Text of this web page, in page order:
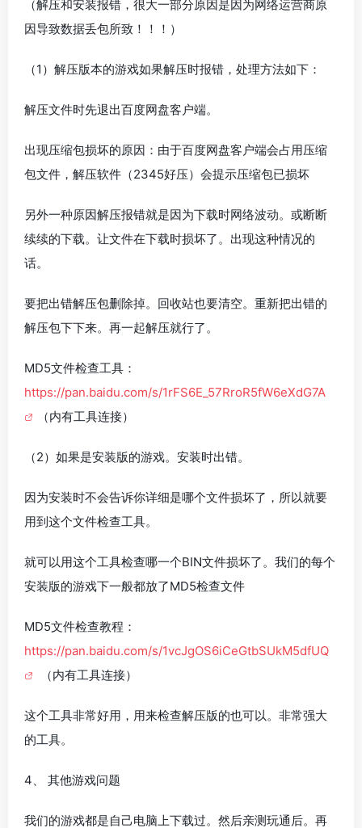
（解压和安装报错，很大一部分原因是因为网络运营商原
因导致数据丢包所致！！！）
（1）解压版本的游戏如果解压时报错，处理方法如下：
解压文件时先退出百度网盘客户端。
出现压缩包损坏的原因：由于百度网盘客户端会占用压缩
包文件，解压软件（2345好压）会提示压缩包已损坏
另外一种原因解压报错就是因为下载时网络波动。或断断
续续的下载。让文件在下载时损坏了。出现这种情况的
话。
要把出错解压包删除掉。回收站也要清空。重新把出错的
解压包下下来。再一起解压就行了。
MD5文件检查工具：
https://pan.baidu.com/s/1rFS6E_57RroR5fW6eXdG7A
（内有工具连接）
（2）如果是安装版的游戏。安装时出错。
因为安装时不会告诉你详细是哪个文件损坏了，所以就要
用到这个文件检查工具。
就可以用这个工具检查哪一个BIN文件损坏了。我们的每个
安装版的游戏下一般都放了MD5检查文件
MD5文件检查教程：
https://pan.baidu.com/s/1vcJgOS6iCeGtbSUkM5dfUQ
（内有工具连接）
这个工具非常好用，用来检查解压版的也可以。非常强大
的工具。
4、 其他游戏问题
我们的游戏都是自己电脑上下载过。然后亲测玩通后。再